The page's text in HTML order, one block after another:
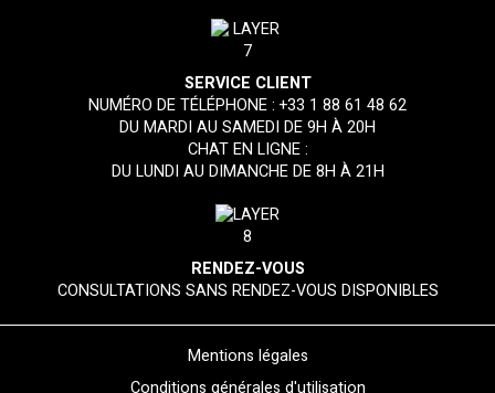
SERVICE CLIENT
NUMÉRO DE TÉLÉPHONE :+33 1 88 61 48 62
DU MARDI AU SAMEDI DE 9H À 20H
CHAT EN LIGNE :
DU LUNDI AU DIMANCHE DE 8H À 21H
RENDEZ-VOUS
CONSULTATIONS SANS RENDEZ-VOUS DISPONIBLES
Mentions légales